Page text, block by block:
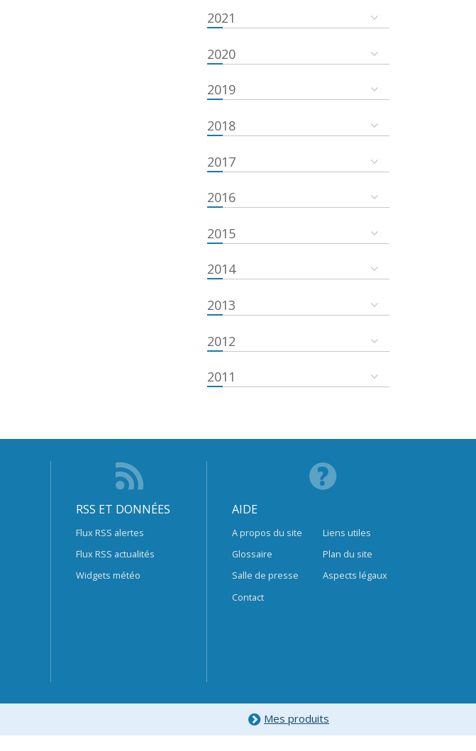
2021
2020
2019
2018
2017
2016
2015
2014
2013
2012
2011
RSS ET DONNÉES
Flux RSS alertes
Flux RSS actualités
Widgets météo
AIDE
A propos du site
Glossaire
Salle de presse
Contact
Liens utiles
Plan du site
Aspects légaux
Mes produits